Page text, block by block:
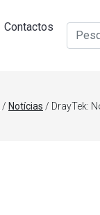
Contactos
/ Notícias / DrayTek: